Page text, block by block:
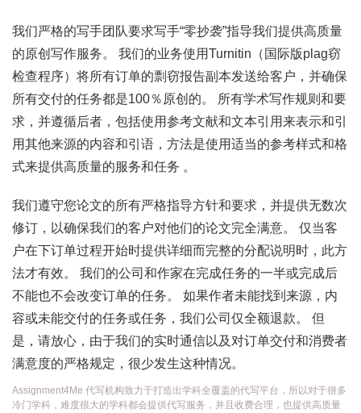
我们严格的写手团队要求写手“零抄袭”指导我们提供高质量
的原创写作服务。 我们的业务使用Turnitin（国际版plag窃
检查程序）将所有订单的剽窃报告副本发送给客户，并确保
所有交付的任务都是100％原创的。 所有学术写作规则和要
求，并遵循后者，包括使用参考文献和文本引用来表示和引
用其他来源的内容和引语，方法是使用适当的参考样式和格
式来提供高质量的服务和任务 。
我们遵守您论文的所有严格指导方针和要求，并提供无数次
修订，以确保我们的客户对他们的论文完全满意。 仅当客
户在下订单过程开始时提供详细而完整的分配说明时，此方
法才有效。 我们的公司和作家在完成任务的一半或完成后
不能也不会改变订单的任务。 如果作者未能找到来源，内
容或未能交付的任务或任务，我们公司仅全额退款。 但
是，请放心，由于我们的实时通信以及对订单交付和消费者
满意度的严格规定，很少发生这种情况。
Assignment4Me 代写机构致力于打造出学科全覆盖的代写平台，所以对于很多
冷门学科，难度很大的学科都会提供代写服务，并且收费合理，也提供高质量